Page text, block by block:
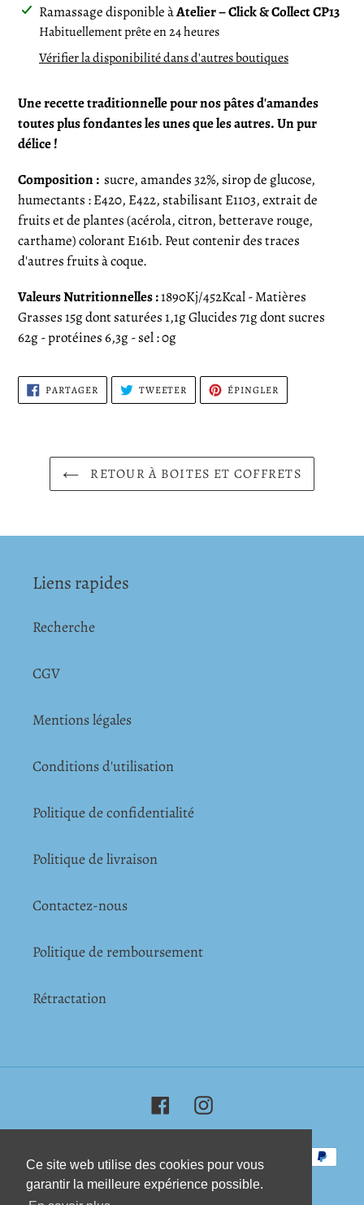
Ce site web utilise des cookies pour vous
garantir la meilleure expérience possible.
Ce site web utilise des cookies pour vous
garantir la meilleure expérience possible.
Ajout
d'un
produit
panier
Ramassage disponible àAtelier – Click & Collect CP13
Habituellement prête en 24 heures
Vérifier la disponibilité dans d'autres boutiques
Une recette traditionnelle pour nos pâtes d'amandes
toutes plus fondantes les unes que les autres.Un pur
délice !
Composition : sucre, amandes 32%, sirop de glucose,
humectants : E420, E422, stabilisant E1103, extrait de
fruits et de plantes (acérola, citron, betterave rouge,
carthame) colorant E161b. Peut contenir des traces
d'autres fruits à coque.
Valeurs Nutritionnelles :1890Kj/452Kcal - Matières
Grasses 15g dont saturées 1,1g Glucides 71g dont sucres
62g - protéines 6,3g - sel : 0g
PARTAGER PARTAGER
SUR
FACEBOOK
TWEETER TWEETER
TWITTER
ÉPINGLER
PINTEREST
RETOUR À BOITES ET COFFRETS
Liens rapides
Recherche
CGV
Mentions légales
Conditions d'utilisation
Politique de confidentialité
Politique de livraison
Contactez-nous
Politique de remboursement
Rétractation
FacebookInstagram
de
paiement